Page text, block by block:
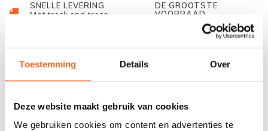
Toestemming Details Over
Deze website maakt gebruik van cookies
We gebruiken cookies om content en advertenties te
SNELLE LEVERING
Met track and trace
DE GROOTSTE
VOORRAAD
Duizenden kano's op
678 GOOGLE REVIEWS
Beoordeling 4,8/5
sterren
PROEFVAART
Bij onze showroom